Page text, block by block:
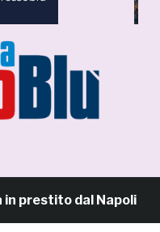
dal Napoli